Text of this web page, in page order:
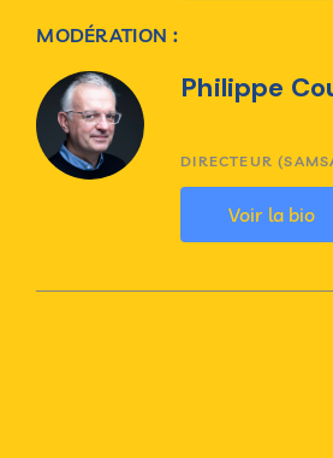
MODÉRATION :
Philippe
DIRECTEUR
Voir la bio